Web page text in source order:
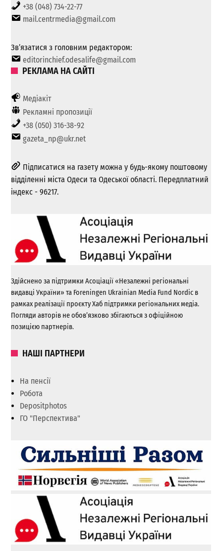
+38 (048) 734-22-77
mail.centrmedia@gmail.com
Зв’язатися з головним редактором:
editorinchief.odesalife@gmail.com
РЕКЛАМА НА САЙТІ
Медіакіт
Рекламні пропозиції
+38 (050) 316-38-92
gazeta_np@ukr.net
Підписатися на газету можна у будь-якому поштовому
відділенні міста Одеси та Одеської області. Передплатний
індекс - 96217.
Здійснено за підтримки Асоціації «Незалежні регіональні
видавці України» та Foreningen Ukrainian Media Fund Nordic в
рамках реалізації проєкту Хаб підтримки регіональних медіа.
Погляди авторів не обов’язково збігаються з офіційною
позицією партнерів.
НАШІ ПАРТНЕРИ
На пенсії
Робота
Depositphotos
ГО "Перспектива"